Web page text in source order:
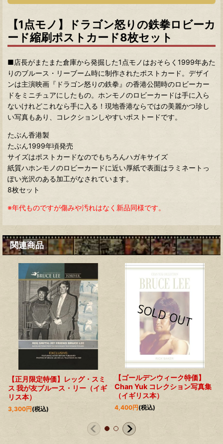
【1点モノ】ドラゴン怒りの鉄拳ロビーカ
ード縮刷ポストカード8枚セット
■店長がまたまた倉庫から発掘した1点モノはおそらく1999年あた
りのブルース・リーブーム時に制作されたポストカード。デザイ
ンは主演映画『ドラゴン怒りの鉄拳』の香港公開時のロビーカー
ドをミニチュアにしたもの。ホンモノのロビーカードは手に入ら
ないけれどこれなら手に入る！現地香港ならではの美麗かつ珍し
い写真もあり、コレクションしやすいポストードです。
たぶん香港製
たぶん1999年頃発売
サイズはポストカードなのでもちろんハガキサイズ
紙質ハホンモノのロビーカードに近い厚紙で表面はラミネートっ
ぽい光沢のある加工がなされています。
8枚セット
※年代ものですが傷みや汚れはなく新品同様です。
関連商品
【正月限定特価】レッグ・スミ
ス 我が友ブルース・リー（イギ
リス本）
3,300円(税込)
【ゴールデンウィーク特価】
Chan Yuk コレクション写真集
（イギリス本）
4,400円(税込)